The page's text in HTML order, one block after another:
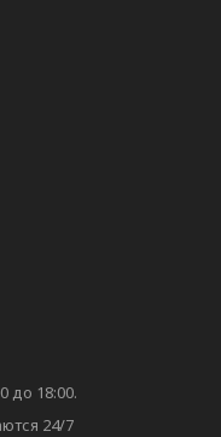
до 18:00.
24/7